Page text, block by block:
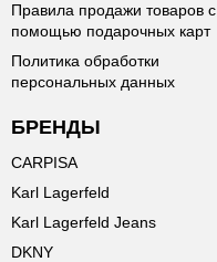
Правила продажи товаров с
помощью подарочных карт
Политика обработки
персональных данных
БРЕНДЫ
CARPISA
Karl Lagerfeld
Karl Lagerfeld Jeans
DKNY